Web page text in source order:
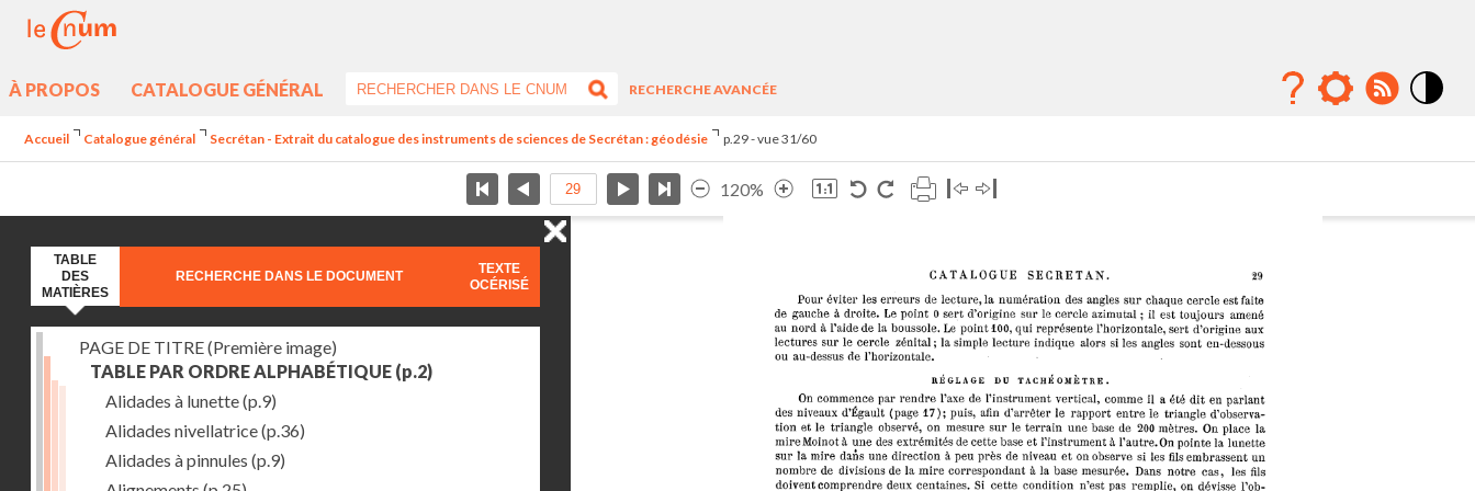
À PROPOS CATALOGUE GÉNÉRAL
RECHERCHE AVANCÉE
Accueil Catalogue général Secrétan - Extrait du catalogue des instruments de sciences de Secrétan : géodésie p.29 - vue 31/60
120%
TABLE
DES
MATIÈRES
RECHERCHE DANS LE DOCUMENT
TEXTE
OCÉRISÉ
PAGE DE TITRE (Première image)
TABLE PAR ORDRE ALPHABÉTIQUE (p.2)
Alidades à lunette(p.9)
Alidades nivellatrice(p.36)
Alidades à pinnules (p.9)